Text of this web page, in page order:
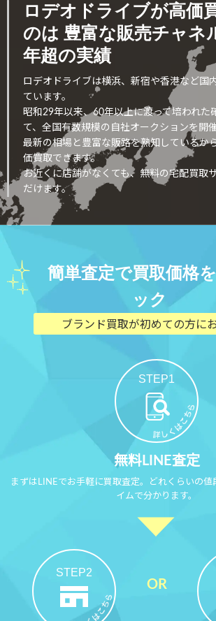
ロデオドライブが高価
のは 豊富な販売チャネ
年超の実績
ロデオドライブは横浜、新宿や香港など国
ています。
昭和29年以来、60年以上に渡って培われた
て、全国有数規模の自社オークションを開催
最新の相場と豊富な販路を熟知しているか
価買取できます。
お近くに店舗がなくても、無料の宅配買取
だけます。
簡単査定で買取価格
ック
ブランド買取が初めての方に
STEP1
無料LINE査定
まずはLINEでお手軽に買取査定。どれくらいの値
イムで分かります。
STEP2